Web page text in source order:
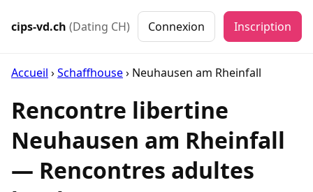
cips-vd.ch (Dating CH) Connexion Inscription
Accueil ›Schaffhouse› Neuhausen am Rheinfall
Rencontre libertine
Neuhausen am Rheinfall
— Rencontres adultes